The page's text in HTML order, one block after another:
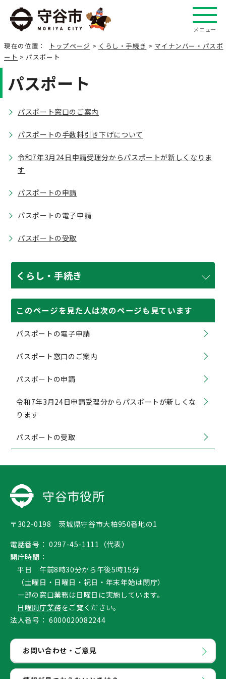
メニュー
現在の位置： トップページ > くらし・手続き > マイナンバー・パスポ
ート > パスポート
パスポート
パスポート窓口のご案内
パスポートの手数料引き下げについて
令和7年3月24日申請受理分からパスポートが新しくなりま
す
パスポートの申請
パスポートの電子申請
パスポートの受取
くらし・手続き
このページを見た人は次のページも見ています
パスポートの電子申請
パスポート窓口のご案内
パスポートの申請
令和7年3月24日申請受理分からパスポートが新しくな
ります
パスポートの受取
守谷市役所
〒302-0198 茨城県守谷市大柏950番地の1
電話番号： 0297-45-1111（代表）
開庁時間：
平日 午前8時30分から午後5時15分
（土曜日・日曜日・祝日・年末年始は閉庁）
一部の窓口業務は日曜日に実施しています。
日曜開庁業務をご覧ください。
法人番号： 6000020082244
お問い合わせ・ご意見